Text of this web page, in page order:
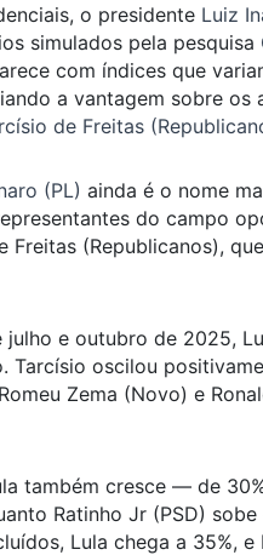
o presidente Luiz
simulados pela pesquisa
com índices que
a vantagem sobre os
de Freitas
(PL) ainda é o nome
do campo
Freitas (Republicanos),
julho e outubro de 2025,
Tarcísio oscilou
Zema (Novo) e
também cresce — de
Ratinho Jr (PSD)
Lula chega a 35%,